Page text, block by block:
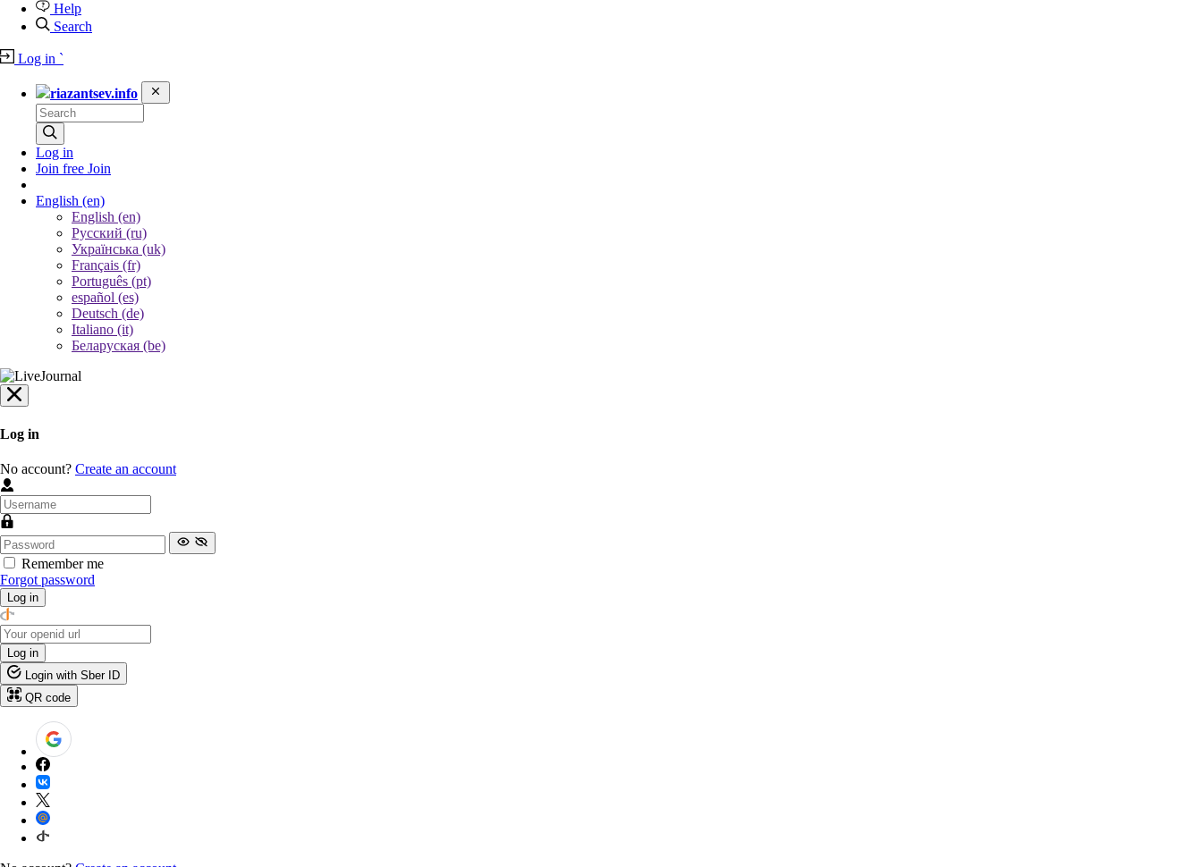
Help
Search
Log in `
riazantsev.info
Log in
Join free Join
English (en)
English (en)
Русский (ru)
Українська (uk)
Français (fr)
Português (pt)
español (es)
Deutsch (de)
Italiano (it)
Беларуская (be)
Log in
No account? Create an account
Remember me
Forgot password
Log in
Log in
Login with Sber ID
QR code